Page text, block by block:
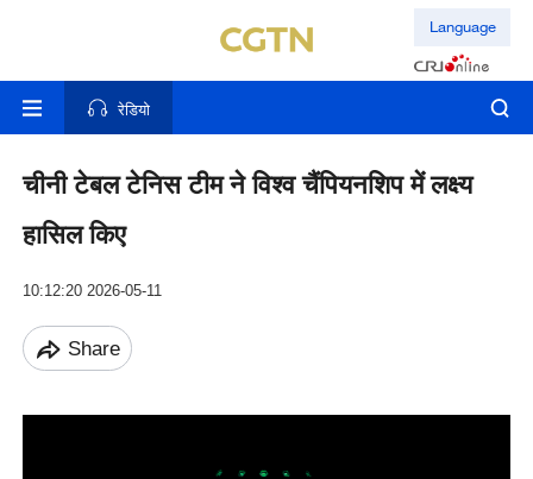
Language
रेडियो
चीनी टेबल टेनिस टीम ने विश्व चैंपियनशिप में लक्ष्य
हासिल किए
10:12:20 2026-05-11
Share